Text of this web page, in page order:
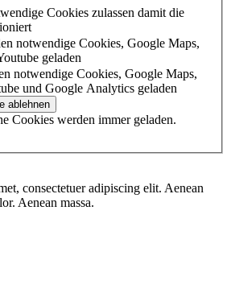
Cookies zulassen damit die
notwendige Cookies, Google Maps,
geladen
notwendige Cookies, Google Maps,
und Google Analytics geladen
Cookies werden immer geladen.
consectetuer adipiscing elit. Aenean
Aenean massa.